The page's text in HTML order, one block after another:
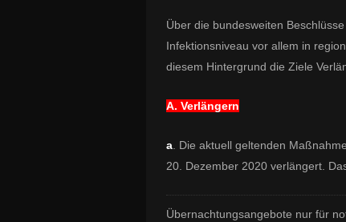
Über die bundesweiten
Infektionsniveau vor allem in
diesem Hintergrund die Ziele
A. Verlängern
a . Die aktuell geltenden
20. Dezember 2020 verlängert.
Übernachtungsangebote nur für